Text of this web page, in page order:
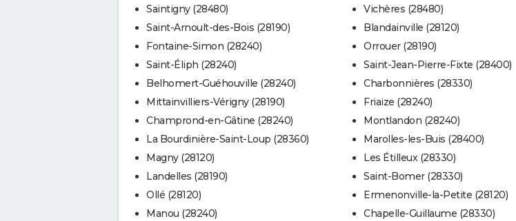
Saintigny (28480)
Saint-Arnoult-des-Bois (28190)
Fontaine-Simon (28240)
Saint-Éliph (28240)
Belhomert-Guéhouville (28240)
Mittainvilliers-Vérigny (28190)
Champrond-en-Gâtine (28240)
La Bourdinière-Saint-Loup (28360)
Magny (28120)
Landelles (28190)
Ollé (28120)
Manou (28240)
Vichères (28480)
Blandainville (28120)
Orrouer (28190)
Saint-Jean-Pierre-Fixte (28400)
Charbonnières (28330)
Friaize (28240)
Montlandon (28240)
Marolles-les-Buis (28400)
Les Étilleux (28330)
Saint-Bomer (28330)
Ermenonville-la-Petite (28120)
Chapelle-Guillaume (28330)